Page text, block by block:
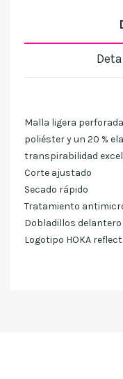
Malla ligera
poliéster y un 20 %
transpirabilidad
Corte ajustado
Secado rápido
Tratamiento
Dobladillos
Logotipo HOKA